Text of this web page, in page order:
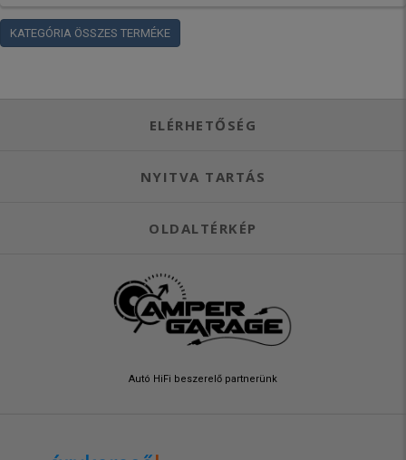
KATEGÓRIA ÖSSZES TERMÉKE
ELÉRHETŐSÉG
NYITVA TARTÁS
OLDALTÉRKÉP
Autó HiFi beszerelő partnerünk